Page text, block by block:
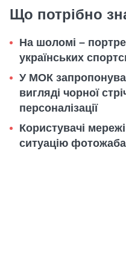
Що потрібно
На шоломі –
українських
У МОК
вигляді чорної
персоналізації
Користувачі
ситуацію